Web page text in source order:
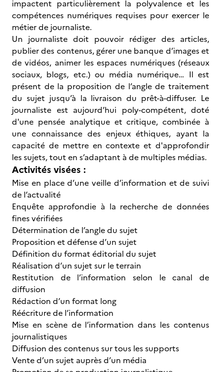
impactent particulièrement la polyvalence et les
compétences numériques requises pour exercer le
métier de journaliste.
Un journaliste doit pouvoir rédiger des articles,
publier des contenus, gérer une banque d’images et
de vidéos, animer les espaces numériques (réseaux
sociaux, blogs, etc.) ou média numérique… Il est
présent de la proposition de l’angle de traitement
du sujet jusqu’à la livraison du prêt-à-diffuser. Le
journaliste est aujourd’hui poly-compétent, doté
d'une pensée analytique et critique, combinée à
une connaissance des enjeux éthiques, ayant la
capacité de mettre en contexte et d'approfondir
les sujets, tout en s’adaptant à de multiples médias.
Activités visées :
Mise en place d’une veille d’information et de suivi
de l’actualité
Enquête approfondie à la recherche de données
fines vérifiées
Détermination de l’angle du sujet
Proposition et défense d’un sujet
Définition du format éditorial du sujet
Réalisation d’un sujet sur le terrain
Restitution de l’information selon le canal de
diffusion
Rédaction d’un format long
Réécriture de l’information
Mise en scène de l’information dans les contenus
journalistiques
Diffusion des contenus sur tous les supports
Vente d’un sujet auprès d’un média